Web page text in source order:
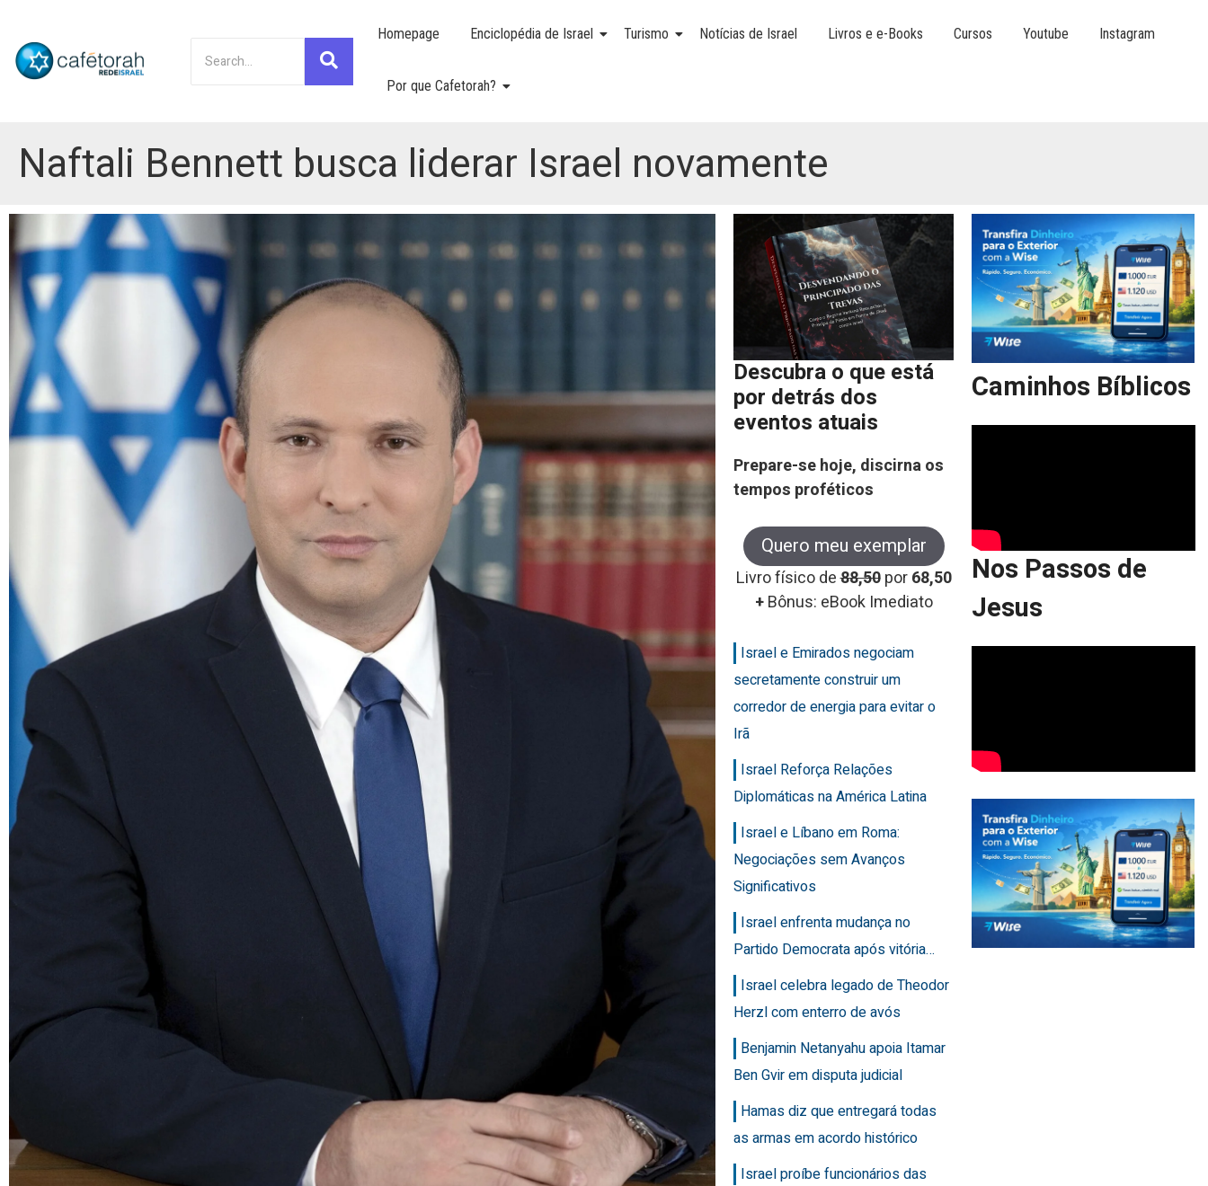
Homepage Enciclopédia de Israel Turismo Notícias de Israel Livros e e-Books Cursos Youtube Instagram
Por que Cafetorah?
Naftali Bennett busca liderar Israel novamente
Descubra o que está
por detrás dos
eventos atuais
Prepare-se hoje, discirna os
tempos proféticos
Quero meu exemplar
Livro físico de88,50 por68,50
+Bônus: eBook Imediato
Israel e Emirados negociam
secretamente construir um
corredor de energia para evitar o
Irã
Israel Reforça Relações
Diplomáticas na América Latina
Israel e Líbano em Roma:
Negociações sem Avanços
Significativos
Israel enfrenta mudança no
Partido Democrata após vitória…
Israel celebra legado de Theodor
Herzl com enterro de avós
Benjamin Netanyahu apoia Itamar
Ben Gvir em disputa judicial
Hamas diz que entregará todas
as armas em acordo histórico
Israel proíbe funcionários das
Caminhos Bíblicos
Nos Passos de
Jesus